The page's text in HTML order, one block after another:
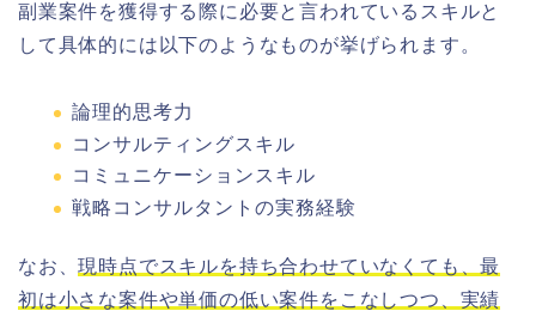
副業案件を獲得する際に必要と言われているスキルと
して具体的には以下のようなものが挙げられます。
論理的思考力
コンサルティングスキル
コミュニケーションスキル
戦略コンサルタントの実務経験
なお、現時点でスキルを持ち合わせていなくても、最
初は小さな案件や単価の低い案件をこなしつつ、実績